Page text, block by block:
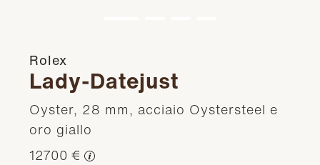
Rolex
Lady-Datejust
Oyster, 28 mm, acciaio Oystersteel e
oro giallo
12700 €